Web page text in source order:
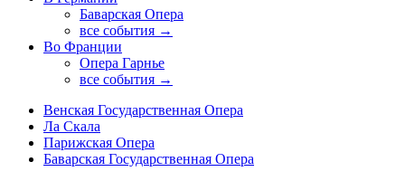
Баварская Опера
все события →
Во Франции
Опера Гарнье
все события →
Венская Государственная Опера
Ла Скала
Парижская Опера
Баварская Государственная Опера